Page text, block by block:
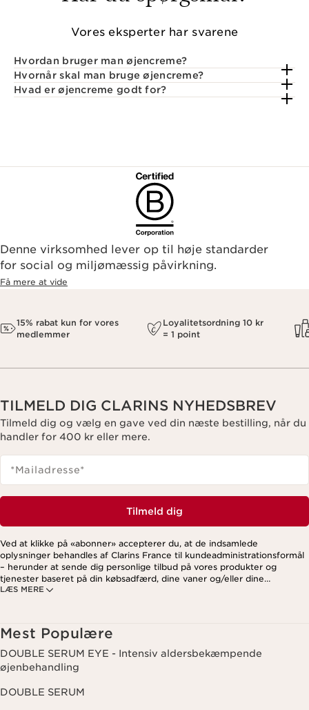
Vores eksperter har svarene
Hvordan bruger man øjencreme?
Hvornår skal man bruge øjencreme?
Hvad er øjencreme godt for?
Denne virksomhed lever op til høje standarder
for social og miljømæssig påvirkning.
Få mere at vide
15% rabat kun for vores
medlemmer
Loyalitetsordning 10 kr
= 1 point
TILMELD DIG CLARINS NYHEDSBREV
Tilmeld dig og vælg en gave ved din næste bestilling, når du
handler for 400 kr eller mere.
*Mailadresse*
Tilmeld dig
LÆS MERE
Ved at klikke på «abonner» accepterer du, at de indsamlede
oplysninger behandles af Clarins France til kundeadministrationsformål
– herunder at sende dig personlige tilbud på vores produkter og
tjenester baseret på din købsadfærd, dine vaner og/eller dine
interesser. Dette kan også omfatte visning på sociale medier og
nyhedsbrev. For mere information om, hvordan vi håndterer dine data
og dine rettigheder, se venligst vores
Mest Populære
DOUBLE SERUM EYE - Intensiv aldersbekæmpende
øjenbehandling
DOUBLE SERUM